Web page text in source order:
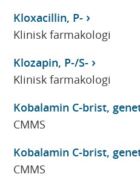
Kloxacillin, P-
Klinisk farmakologi
Klozapin, P-/S-
Klinisk farmakologi
Kobalamin C-brist,
CMMS
Kobalamin C-brist,
CMMS